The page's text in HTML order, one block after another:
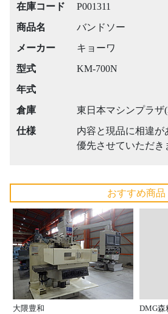
在庫コード
P001311
商品名
バンドソー
メーカー
キョーワ
型式
KM-700N
年式
倉庫
東日本マシンプラザ
仕様
内容と現品に相違が
優先させていただき
おすすめ商品
大隈豊和
DMG森